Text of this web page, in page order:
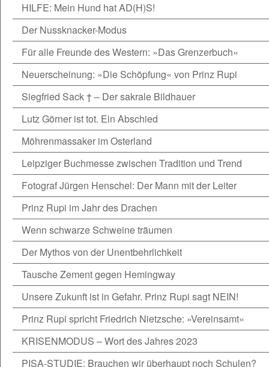
HILFE: Mein Hund hat AD(H)S!
Der Nussknacker-Modus
Für alle Freunde des Western: »Das Grenzerbuch«
Neuerscheinung: »Die Schöpfung« von Prinz Rupi
Siegfried Sack † – Der sakrale Bildhauer
Lutz Görner ist tot. Ein Abschied
Möhrenmassaker im Osterland
Leipziger Buchmesse zwischen Tradition und Trend
Fotograf Jürgen Henschel: Der Mann mit der Leiter
Prinz Rupi im Jahr des Drachen
Wenn schwarze Schweine träumen
Der Mythos von der Unentbehrlichkeit
Tausche Zement gegen Hemingway
Unsere Zukunft ist in Gefahr. Prinz Rupi sagt NEIN!
Prinz Rupi spricht Friedrich Nietzsche: »Vereinsamt«
KRISENMODUS – Wort des Jahres 2023
PISA-STUDIE: Brauchen wir überhaupt noch Schulen?